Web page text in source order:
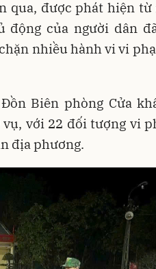
qua, được phát hiện
động của người dân
nhiều hành vi vi
Biên phòng Cửa
với 22 đối tượng vi
địa phương.